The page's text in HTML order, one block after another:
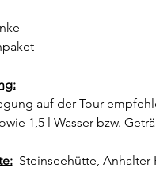
auf der Tour
1,5 l Wasser bzw.
Steinseehütte, Anhalter